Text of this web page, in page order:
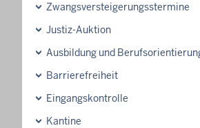
Zwangsversteigerungsstermine
Justiz-Auktion
Ausbildung und
Barrierefreiheit
Eingangskontrolle
Kantine